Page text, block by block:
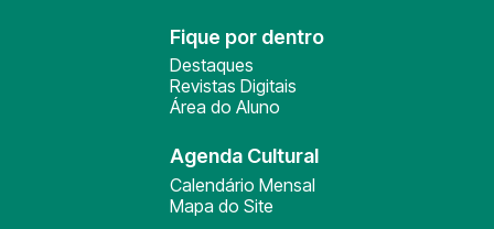
Fique por dentro
Destaques
Revistas Digitais
Área do Aluno
Agenda Cultural
Calendário Mensal
Mapa do Site